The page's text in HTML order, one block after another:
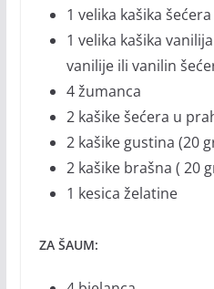
1 velika kašika šećera
1 velika kašika
vanilije ili vanilin
4 žumanca
2 kašike šećera u
2 kašike gustina (20
2 kašike brašna ( 20
1 kesica želatine
ZA ŠAUM: